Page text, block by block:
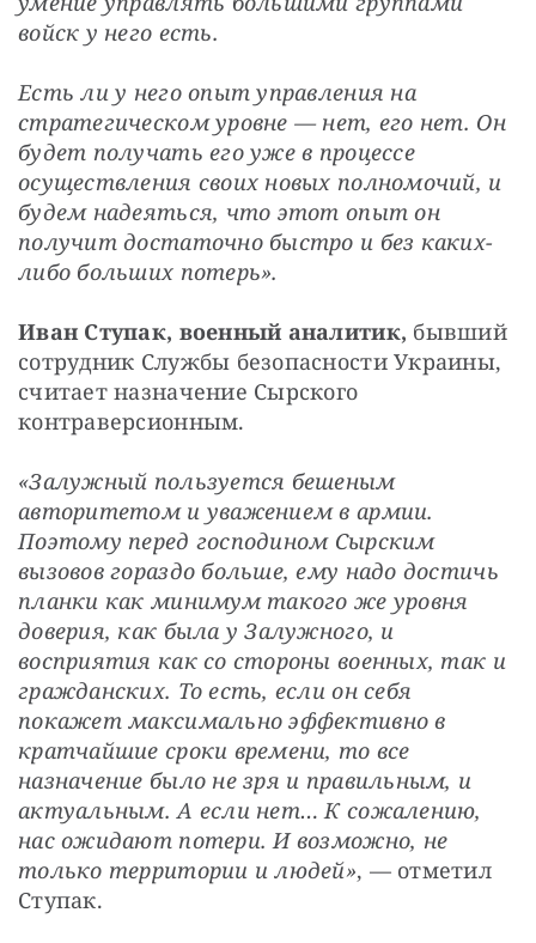
войск у него есть.
Есть ли у него опыт управления на
стратегическом уровне — нет, его нет. Он
будет получать его уже в процессе
осуществления своих новых полномочий, и
будем надеяться, что этот опыт он
получит достаточно быстро и без каких-
либо больших потерь».
Иван Ступак, военный аналитик, бывший
сотрудник Службы безопасности Украины,
считает назначение Сырского
контраверсионным.
«Залужный пользуется бешеным
авторитетом и уважением в армии.
Поэтому перед господином Сырским
вызовов гораздо больше, ему надо достичь
планки как минимум такого же уровня
доверия, как была у Залужного, и
восприятия как со стороны военных, так и
гражданских. То есть, если он себя
покажет максимально эффективно в
кратчайшие сроки времени, то все
назначение было не зря и правильным, и
актуальным. А если нет… К сожалению,
нас ожидают потери. И возможно, не
только территории и людей», — отметил
Ступак.